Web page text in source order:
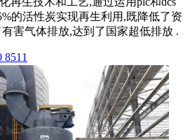
的活性炭实现再生利用,既降低了资
害气体排放,达到了国家超低排放 .
8511